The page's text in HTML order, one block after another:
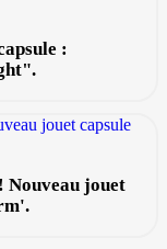
:
Nouveau jouet